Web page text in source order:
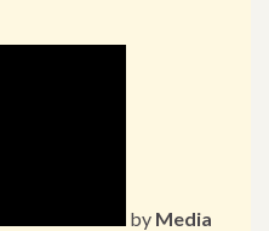
by Media